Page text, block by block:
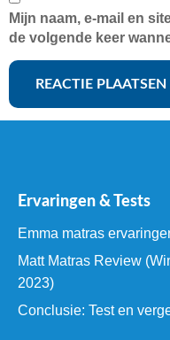
Mijn naam, e-mail en
de volgende keer
Ervaringen & Tests
Emma matras
Matt Matras Review
2023)
Conclusie: Test en